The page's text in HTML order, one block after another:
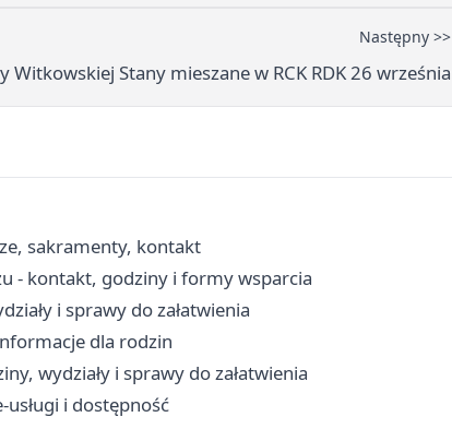
Następny >>
Witkowskiej Stany mieszane w RCK RDK 26 września
sakramenty, kontakt
- kontakt, godziny i formy wsparcia
i sprawy do załatwienia
dla rodzin
wydziały i sprawy do załatwienia
i dostępność